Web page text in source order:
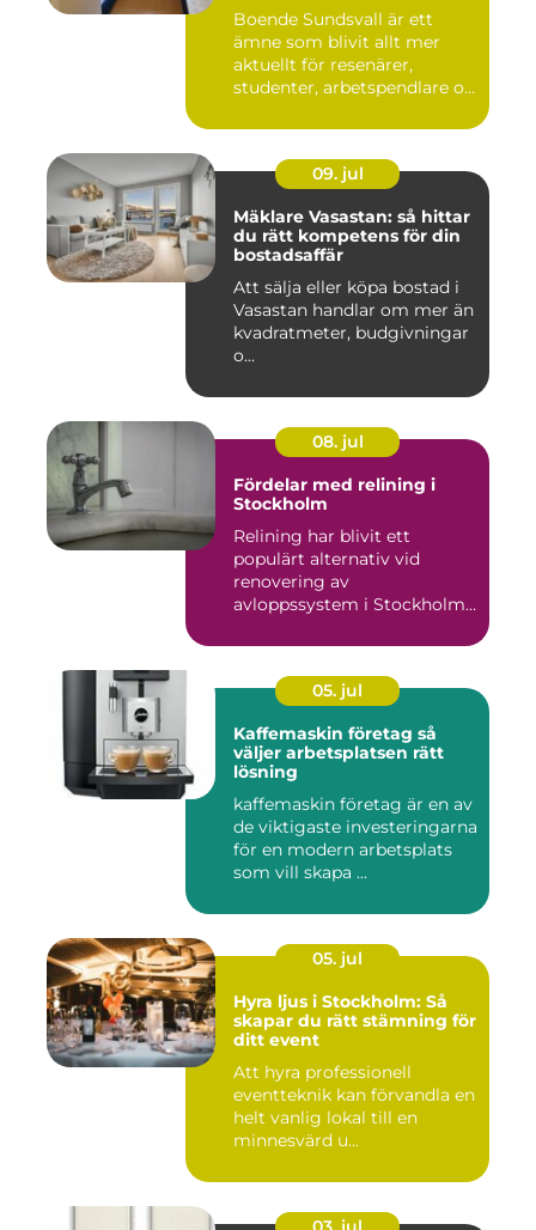
Boende Sundsvall är ett
ämne som blivit allt mer
aktuellt för resenärer,
studenter, arbetspendlare o...
09. jul
Mäklare Vasastan: så hittar
du rätt kompetens för din
bostadsaffär
Att sälja eller köpa bostad i
Vasastan handlar om mer än
kvadratmeter, budgivningar
o...
08. jul
Fördelar med relining i
Stockholm
Relining har blivit ett
populärt alternativ vid
renovering av
avloppssystem i Stockholm.
05. jul
Kaffemaskin företag så
väljer arbetsplatsen rätt
lösning
kaffemaskin företag är en av
de viktigaste investeringarna
för en modern arbetsplats
som vill skapa ...
05. jul
Hyra ljus i Stockholm: Så
skapar du rätt stämning för
ditt event
Att hyra professionell
eventteknik kan förvandla en
helt vanlig lokal till en
minnesvärd u...